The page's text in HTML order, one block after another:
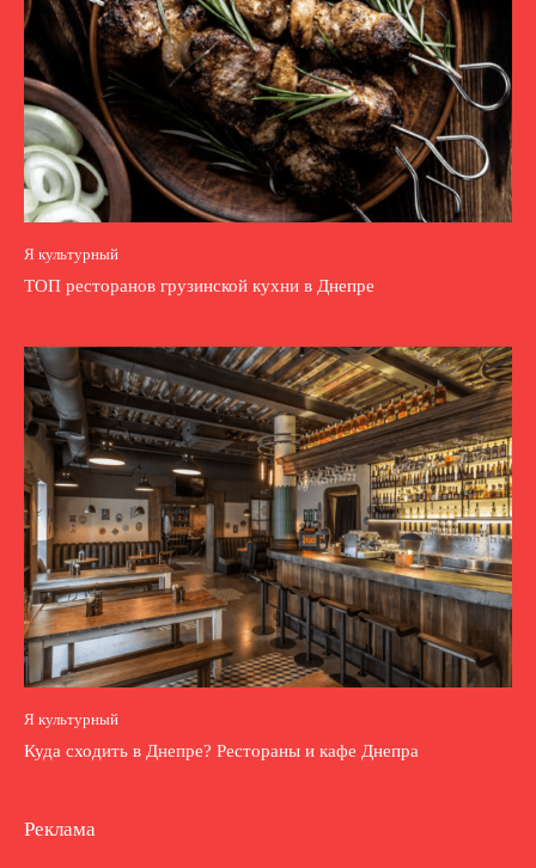
Я культурный
ТОП ресторанов грузинской кухни в Днепре
Я культурный
Куда сходить в Днепре? Рестораны и кафе Днепра
Реклама